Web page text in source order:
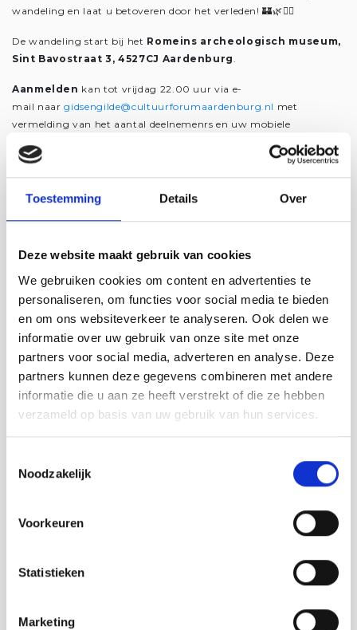
Toestemming Details Over
Deze website maakt gebruik van cookies
We gebruiken cookies om content en advertenties te
personaliseren, om functies voor social media te bieden
en om ons websiteverkeer te analyseren. Ook delen we
informatie over uw gebruik van onze site met onze
partners voor social media, adverteren en analyse. Deze
partners kunnen deze gegevens combineren met andere
informatie die u aan ze heeft verstrekt of die ze hebben
verzameld op basis van uw gebruik van hun services.
Noodzakelijk
Voorkeuren
Statistieken
Marketing
wandeling en laat u betoveren door het verleden! 🏰🌿🚶‍♂️
De wandeling start bij het Romeins archeologisch museum,
Sint Bavostraat 3, 4527CJ Aardenburg.
Aanmelden kan tot vrijdag 22.00 uur via e-
mail naargidsengilde@cultuurforumaardenburg.nl met
vermelding van het aantal deelnemenrs en uw mobiele